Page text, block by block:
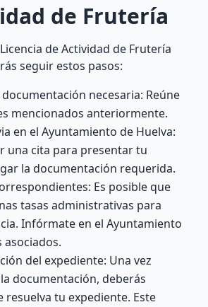
de Frutería
de Actividad de Frutería
seguir estos pasos:
necesaria: Reúne
mencionados anteriormente.
en el Ayuntamiento de Huelva:
una cita para presentar tu
la documentación requerida.
Es posible que
tasas administrativas para
Infórmate en el Ayuntamiento
asociados.
del expediente: Una vez
documentación, deberás
resuelva tu expediente. Este